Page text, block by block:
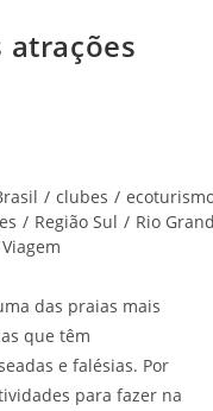
atrações
/ clubes /
/ Região Sul / Rio
Viagem
das praias mais
que têm
e falésias. Por
para fazer na